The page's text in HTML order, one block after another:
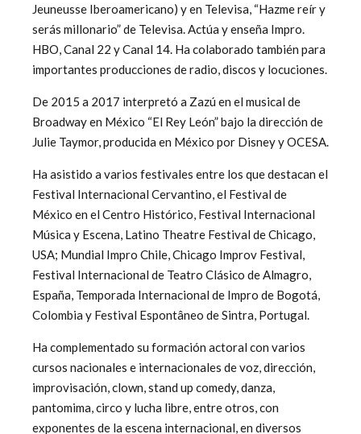
Jeuneusse Iberoamericano) y en Televisa, “Hazme reír y
serás millonario” de Televisa. Actúa y enseña Impro.
HBO, Canal 22 y Canal 14. Ha colaborado también para
importantes producciones de radio, discos y locuciones.
De 2015 a 2017 interpretó a Zazú en el musical de
Broadway en México “El Rey León” bajo la dirección de
Julie Taymor, producida en México por Disney y OCESA.
Ha asistido a varios festivales entre los que destacan el
Festival Internacional Cervantino, el Festival de
México en el Centro Histórico, Festival Internacional
Música y Escena, Latino Theatre Festival de Chicago,
USA; Mundial Impro Chile, Chicago Improv Festival,
Festival Internacional de Teatro Clásico de Almagro,
España, Temporada Internacional de Impro de Bogotá,
Colombia y Festival Espontâneo de Sintra, Portugal.
Ha complementado su formación actoral con varios
cursos nacionales e internacionales de voz, dirección,
improvisación, clown, stand up comedy, danza,
pantomima, circo y lucha libre, entre otros, con
exponentes de la escena internacional, en diversos